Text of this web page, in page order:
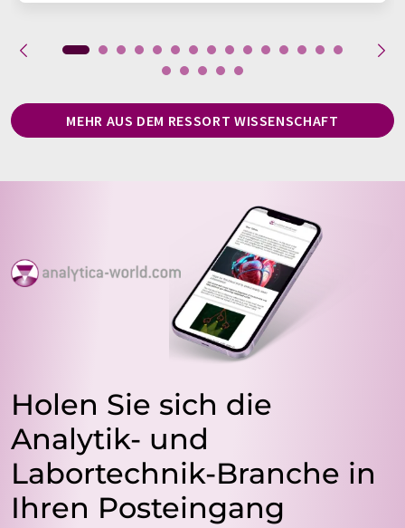
MEHR AUS DEM RESSORT WISSENSCHAFT
Holen Sie sich die
Analytik- und
Labortechnik-Branche in
Ihren Posteingang